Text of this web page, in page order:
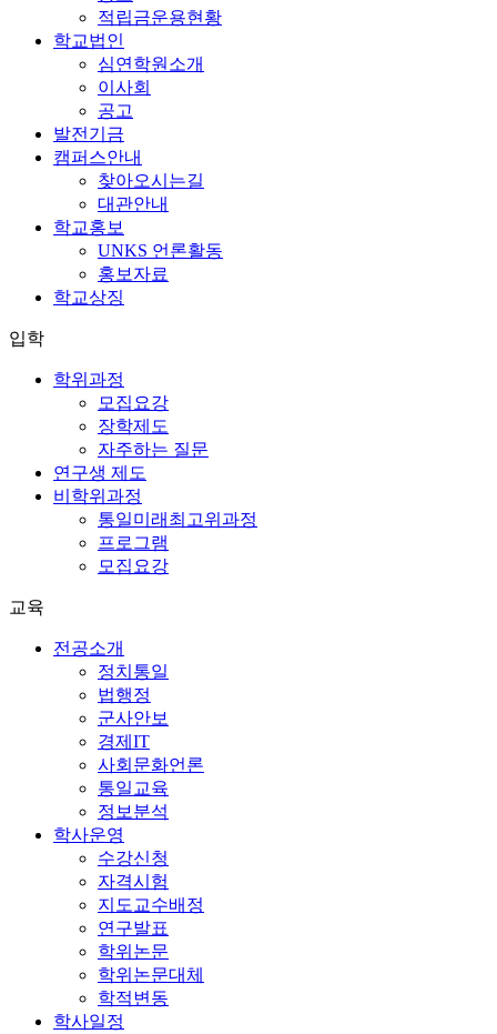
적립금운용현황
학교법인
심연학원소개
이사회
공고
발전기금
캠퍼스안내
찾아오시는길
대관안내
학교홍보
UNKS 언론활동
홍보자료
학교상징
입학
학위과정
모집요강
장학제도
자주하는 질문
연구생 제도
비학위과정
통일미래최고위과정
프로그램
모집요강
교육
전공소개
정치통일
법행정
군사안보
경제IT
사회문화언론
통일교육
정보분석
학사운영
수강신청
자격시험
지도교수배정
연구발표
학위논문
학위논문대체
학적변동
학사일정